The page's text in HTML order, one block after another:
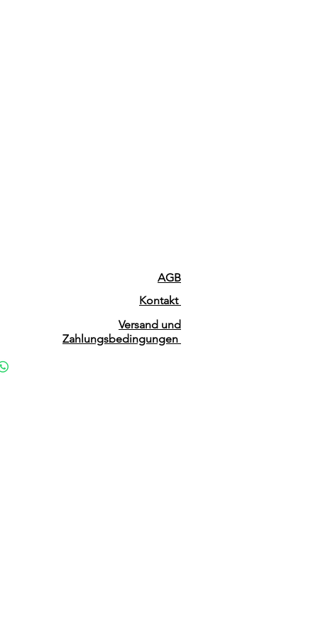
AGB
Kontakt
Versand und
Zahlungsbedingungen